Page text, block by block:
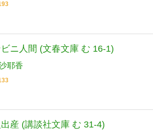
ニ人間 (文春文庫 む 16-1)
耶香
産 (講談社文庫 む 31-4)